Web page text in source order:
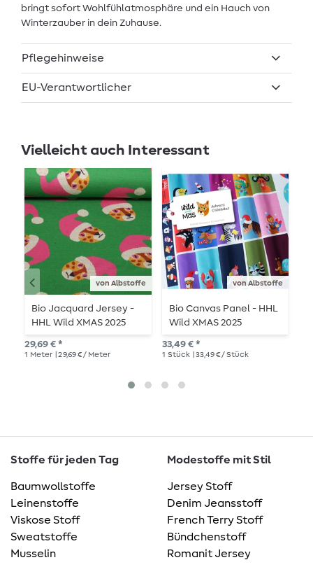
bringt sofort Wohlfühlatmosphäre und ein Hauch von
Winterzauber in dein Zuhause.
Pflegehinweise
EU-Verantwortlicher
Vielleicht auch Interessant
von Albstoffe
Bio Jacquard Jersey -
HHL Wild XMAS 2025
Wild Santa Grün
29,69 € *
1 Meter | 29,69 € / Meter
von Albstoffe
Bio Canvas Panel - HHL
Wild XMAS 2025
Adventskalender
33,49 € *
1 Stück | 33,49 € / Stück
Stoffe für jeden Tag
Baumwollstoffe
Leinenstoffe
Viskose Stoff
Sweatstoffe
Musselin
Modestoffe mit Stil
Jersey Stoff
Denim Jeansstoff
French Terry Stoff
Bündchenstoff
Romanit Jersey